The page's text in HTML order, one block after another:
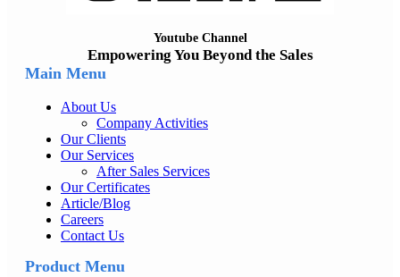
Youtube Channel
Empowering You Beyond the Sales
Main Menu
About Us
Company Activities
Our Clients
Our Services
After Sales Services
Our Certificates
Article/Blog
Careers
Contact Us
Product Menu